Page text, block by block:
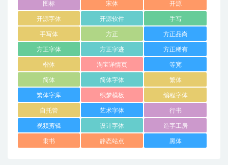
图标 宋体 开源
开源字体 开源软件 手写
手写体 方正 方正品尚
方正字体 方正字迹 方正稀有
楷体 淘宝详情页 等宽
简体 简体字体 繁体
繁体字库 织梦模板 编程字体
自托管 艺术字体 行书
视频剪辑 设计字体 造字工房
隶书 静态站点 黑体